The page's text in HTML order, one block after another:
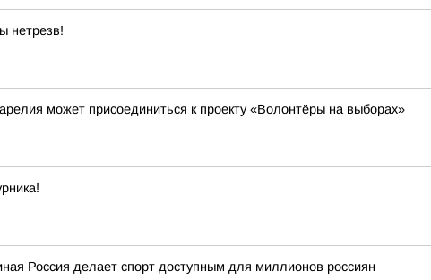
нетрезв!
может присоединиться к проекту «Волонтёры на выборах»
Россия делает спорт доступным для миллионов россиян